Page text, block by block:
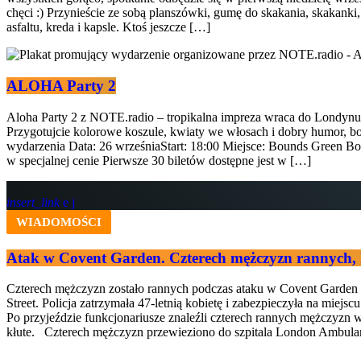
chęci :) Przynieście ze sobą planszówki, gumę do skakania,
asfaltu, kreda i kapsle. Ktoś jeszcze […]
ALOHA Party 2
Aloha Party 2 z NOTE.radio – tropikalna impreza wraca do
Przygotujcie kolorowe koszule, kwiaty we włosach i dobry humor,
wydarzenia Data: 26 wrześniaStart: 18:00 Miejsce: Bounds Green
w specjalnej cenie Pierwsze 30 biletów dostępne jest w […]
insert_link
WIADOMOŚCI
Atak w Covent Garden. Czterech mężczyzn
Czterech mężczyzn zostało rannych podczas ataku w Covent
Street. Policja zatrzymała 47-letnią kobietę i zabezpieczyła na
Po przyjeździe funkcjonariusze znaleźli czterech rannych
kłute. Czterech mężczyzn przewieziono do szpitala London